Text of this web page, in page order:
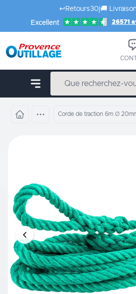
Aller au contenu
↩️ Retours30j🚚
Excellent
26571
Corde de traction 6m ∅